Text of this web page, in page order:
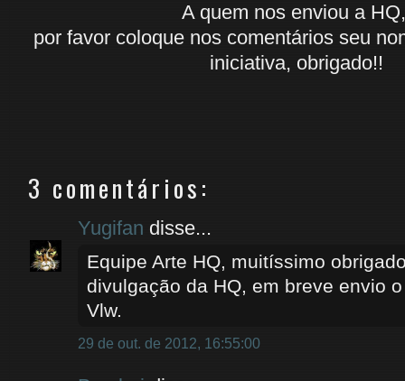
A quem nos enviou a
por favor coloque nos comentários seu
iniciativa, obrigado!!
3 comentários:
Yugifan disse...
Equipe Arte HQ, muitíssimo
divulgação da HQ, em breve envio
Vlw.
29 de out. de 2012, 16:55:00